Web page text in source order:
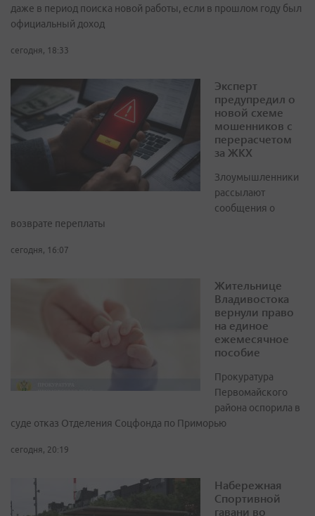
даже в период поиска новой работы, если в прошлом году был
официальный доход
сегодня, 18:33
Эксперт
предупредил о
новой схеме
мошенников с
перерасчетом
за ЖКХ
Злоумышленники
рассылают
сообщения о
возврате переплаты
сегодня, 16:07
Жительнице
Владивостока
вернули право
на единое
ежемесячное
пособие
Прокуратура
Первомайского
района оспорила в
суде отказ Отделения Соцфонда по Приморью
сегодня, 20:19
Набережная
Спортивной
гавани во